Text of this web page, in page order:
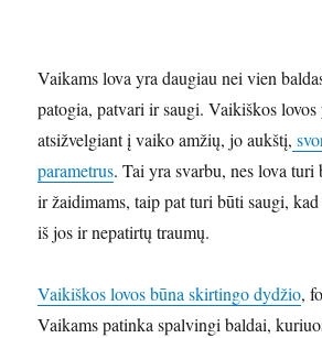
Vaikams lova yra daugiau nei vien
patogia, patvari ir saugi. Vaikiškos
atsižvelgiant į vaiko amžių, jo aukštį,
parametrus. Tai yra svarbu, nes lova
ir žaidimams, taip pat turi būti saugi,
iš jos ir nepatirtų traumų.
Vaikiškos lovos būna skirtingo dydžio,
Vaikams patinka spalvingi baldai,